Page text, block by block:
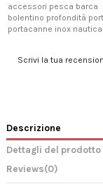
accessori pesca barca
bolentino profondità
portacanne inox nautica
Scrivi la tua
Descrizione
Dettagli del prodotto
Reviews(0)